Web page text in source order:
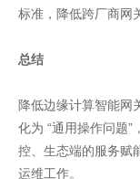
标准，降低跨厂商网
总结
降低边缘计算智能网
化为 “通用操作问题
控、生态端的服务赋
运维工作。